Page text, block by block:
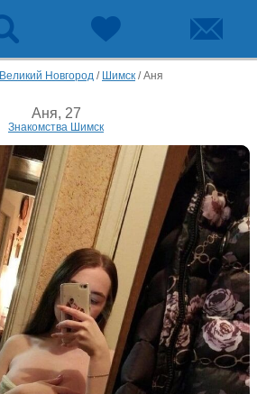
Великий Новгород / Шимск /Аня
Аня, 27
Знакомства Шимск